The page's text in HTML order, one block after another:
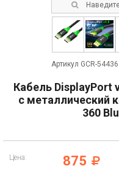
Артикул GCR-54436
Кабель DisplayPort
с металлический
360
Цена: 875